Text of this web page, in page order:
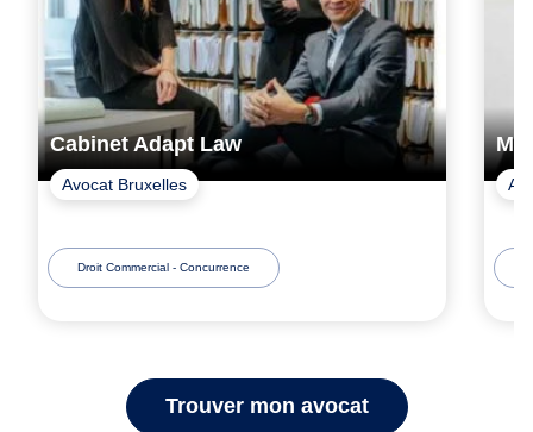
Cabinet Adapt Law
Avocat Bruxelles
Droit Commercial - Concurrence
Trouver mon avocat